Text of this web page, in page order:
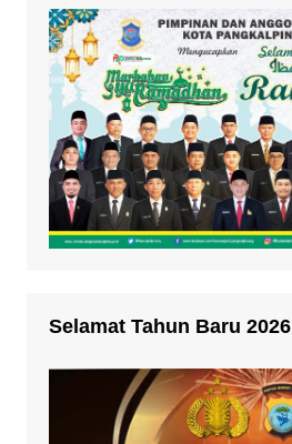
Selamat Tahun Baru 2026